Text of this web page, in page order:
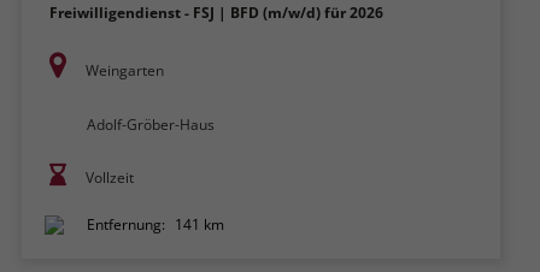
Freiwilligendienst - FSJ | BFD (m/w/d) für 2026
Weingarten
Adolf-Gröber-Haus
Vollzeit
Entfernung: 141 km